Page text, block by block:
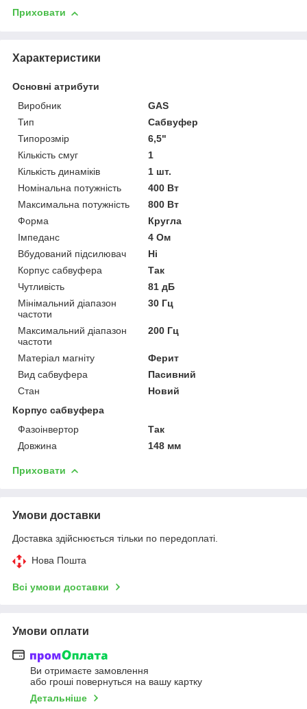
Приховати
Характеристики
Основні атрибути
Виробник
GAS
Тип
Сабвуфер
Типорозмір
6,5"
Кількість смуг
1
Кількість динаміків
1 шт.
Номінальна потужність
400 Вт
Максимальна потужність
800 Вт
Форма
Кругла
Імпеданс
4 Ом
Вбудований підсилювач
Ні
Корпус сабвуфера
Так
Чутливість
81 дБ
Мінімальний діапазон
частоти
30 Гц
Максимальний діапазон
частоти
200 Гц
Матеріал магніту
Ферит
Вид сабвуфера
Пасивний
Стан
Новий
Корпус сабвуфера
Фазоінвертор
Так
Довжина
148 мм
Приховати
Умови доставки
Доставка здійснюється тільки по передоплаті.
Нова Пошта
Всі умови доставки
Умови оплати
Ви отримаєте замовлення
або гроші повернуться на вашу картку
Детальніше